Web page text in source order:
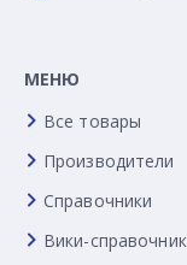
МЕНЮ
Все товары
Производители
Справочники
Вики-справочник